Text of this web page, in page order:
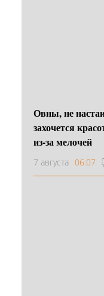
Овны, не
захочется
из-за мелочей
7 августа 06:07